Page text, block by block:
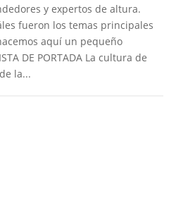
y expertos de altura.
fueron los temas principales
aquí un pequeño
DE PORTADA La cultura de
la...